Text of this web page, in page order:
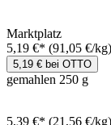
Marktplatz
5,19 €* (91,05 €/kg)
5,19 € bei OTTO
gemahlen 250 g
5,39 €* (21,56 €/kg)